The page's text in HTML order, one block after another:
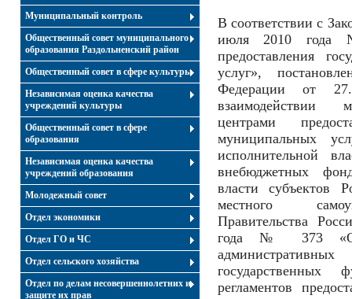
Муниципальный контроль
Общественный совет муниципального
образования Раздольненский район
Общественный совет в сфере культуры
Независимая оценка качества
учреждений культуры
Общественный совет в сфере
образования
Независимая оценка качества
учреждений образования
Молодежный совет
Отдел экономики
Отдел ГО и ЧС
Отдел сельского хозяйства
Отдел по делам несовершеннолетних и
защите их прав
В соответствии с
июля 2010 года
предоставления
услуг»,
Федерации от
взаимодействии
центрами
муниципальных
исполнительной
внебюджетных
власти субъектов
местного
Правительства
года № 373 «О
государственных
регламентов